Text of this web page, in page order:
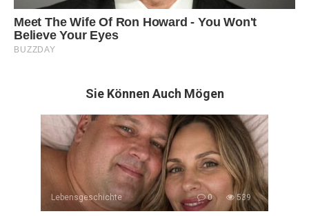
Sie Können Auch Mögen
Lebensgeschichte 0 539